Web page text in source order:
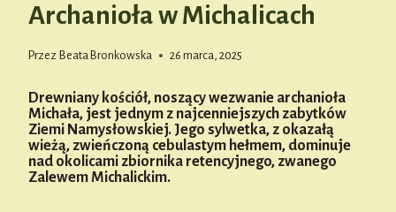
Archanioła w Michalicach
Przez Beata Bronkowska 26 marca, 2025
Drewniany kościół, noszący wezwanie archanioła
Michała, jest jednym z najcenniejszych zabytków
Ziemi Namysłowskiej. Jego sylwetka, z okazałą
wieżą, zwieńczoną cebulastym hełmem, dominuje
nad okolicami zbiornika retencyjnego, zwanego
Zalewem Michalickim.